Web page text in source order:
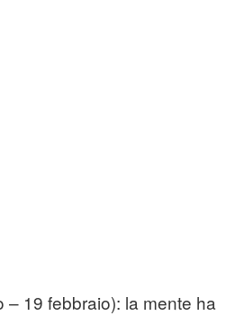
– 19 febbraio): la mente ha